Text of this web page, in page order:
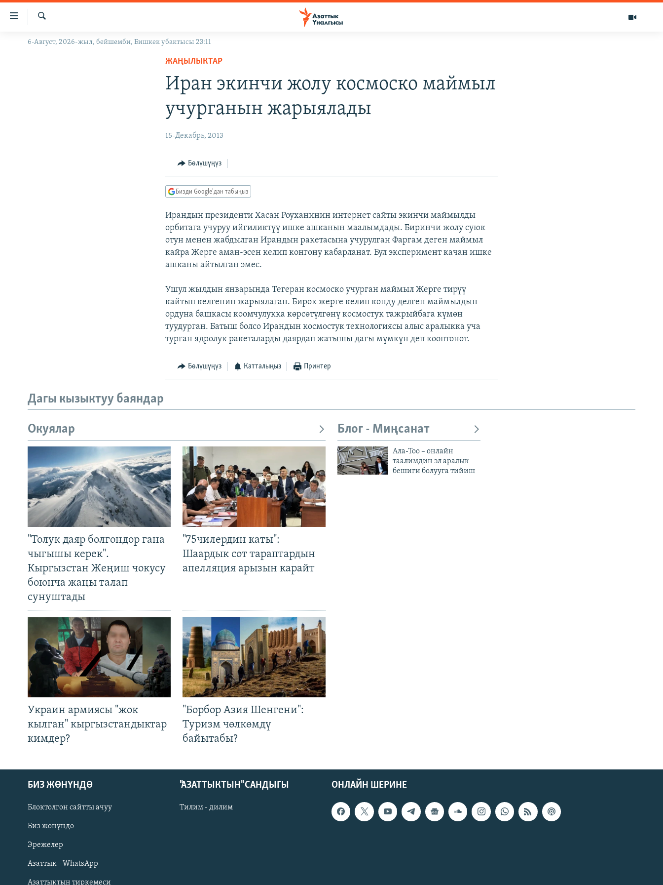
Линктер
Мазмунга
Навигацияга
ЖАҢЫЛЫКТАР
Русский
ОНЛАЙН ШЕРИНЕ
Издөө
6-Август, 2026-жыл, бейшемби, Бишкек убактысы 23:11
ЖАҢЫЛЫКТАР
Иран экинчи жолу космоско маймыл
учурганын жарыялады
15-Декабрь, 2013
Бөлүшүңүз
Бизди Google'дан табыңыз
Ирандын президенти Хасан Роуханинин интернет сайты экинчи маймылды
орбитага учуруу ийгиликтүү ишке ашканын маалымдады. Биринчи жолу суюк
отун менен жабдылган Ирандын ракетасына учурулган Фаргам деген маймыл
кайра Жерге аман-эсен келип конгону кабарланат. Бул эксперимент качан ишке
ашканы айтылган эмес.
Ушул жылдын январында Тегеран космоско учурган маймыл Жерге тирүү
кайтып келгенин жарыялаган. Бирок жерге келип конду делген маймылдын
ордуна башкасы коомчулукка көрсөтүлгөнү космостук тажрыйбага күмөн
туудурган. Батыш болсо Ирандын космостук технологиясы алыс аралыкка уча
турган ядролук ракеталарды даярдап жатышы дагы мүмкүн деп кооптонот.
Бөлүшүңүз Катталыңыз Принтер
Дагы кызыктуу баяндар
Окуялар
"Толук даяр болгондор гана
чыгышы керек".
Кыргызстан Жеңиш чокусу
боюнча жаңы талап
сунуштады
"75чилердин каты":
Шаардык сот тараптардын
апелляция арызын карайт
Украин армиясы "жок
кылган" кыргызстандыктар
кимдер?
"Борбор Азия Шенгени":
Туризм чөлкөмдү
байытабы?
Блог - Миңсанат
Ала-Тоо – онлайн
таалимдин эл аралык
бешиги болууга тийиш
ОНЛАЙН ШЕРИНЕ
БИЗ ЖӨНҮНДӨ
Блоктолгон сайтты ачуу
Биз жөнүндө
Эрежелер
Азаттык - WhatsApp
Азаттыктын тиркемеси
"АЗАТТЫКТЫН" САНДЫГЫ
Тилим - дилим